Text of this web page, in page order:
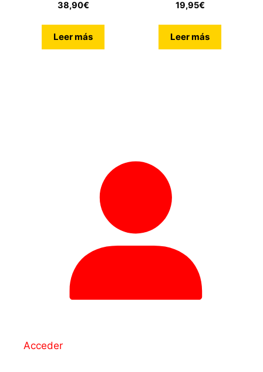
38,90€
Leer más
19,95€
Leer más
Acceder